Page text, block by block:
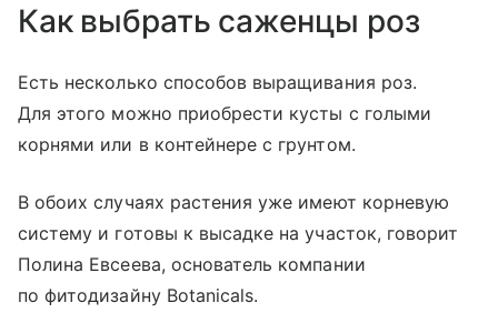
Как выбрать саженцы роз
Есть несколько способов выращивания роз.
Для этого можно приобрести кусты с голыми
корнями или в контейнере с грунтом.
В обоих случаях растения уже имеют корневую
систему и готовы к высадке на участок, говорит
Полина Евсеева, основатель компании
по фитодизайну Botanicals.